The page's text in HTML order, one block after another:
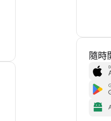
隨時